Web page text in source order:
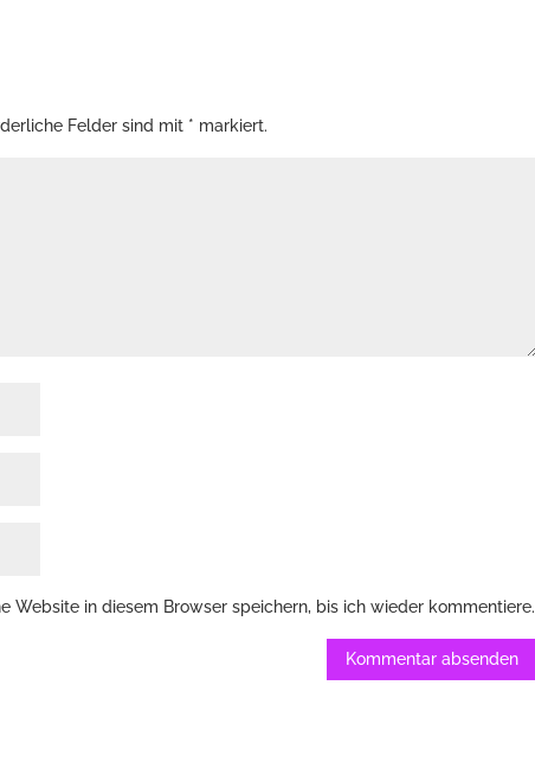
Felder sind mit * markiert.
Website in diesem Browser speichern, bis ich wieder kommentiere.